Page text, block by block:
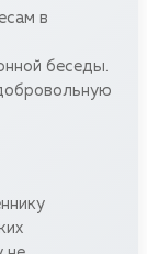
в
беседы.